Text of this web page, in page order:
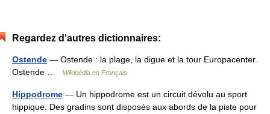
Regardez d'autres dictionnaires:
Ostende — Ostende : la plage, la digue et la tour Europacenter.
Ostende …
Wikipédia en Français
Hippodrome — Un hippodrome est un circuit dévolu au sport
hippique. Des gradins sont disposés aux abords de la piste pour